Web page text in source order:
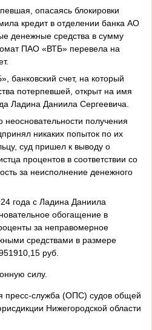
опасаясь блокировки
кредит в отделении банка АО
денежные средства в сумму
ПАО «ВТБ» перевела на
банковский счет, на который
потерпевшей, открыт на имя
Ладина Даниила Сергеевича.
неосновательности получения
никаких попыток по их
суд пришел к выводу о
процентов в соответствии со
за неисполнение денежного
года с Ладина Даниила
обогащение в
за неправомерное
средствами в размере
руб.
силу.
пресс-служба (ОПС) судов общей
Нижегородской области